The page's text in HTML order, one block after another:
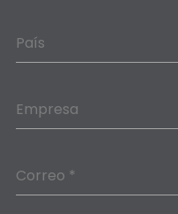
País
Empresa
Correo *